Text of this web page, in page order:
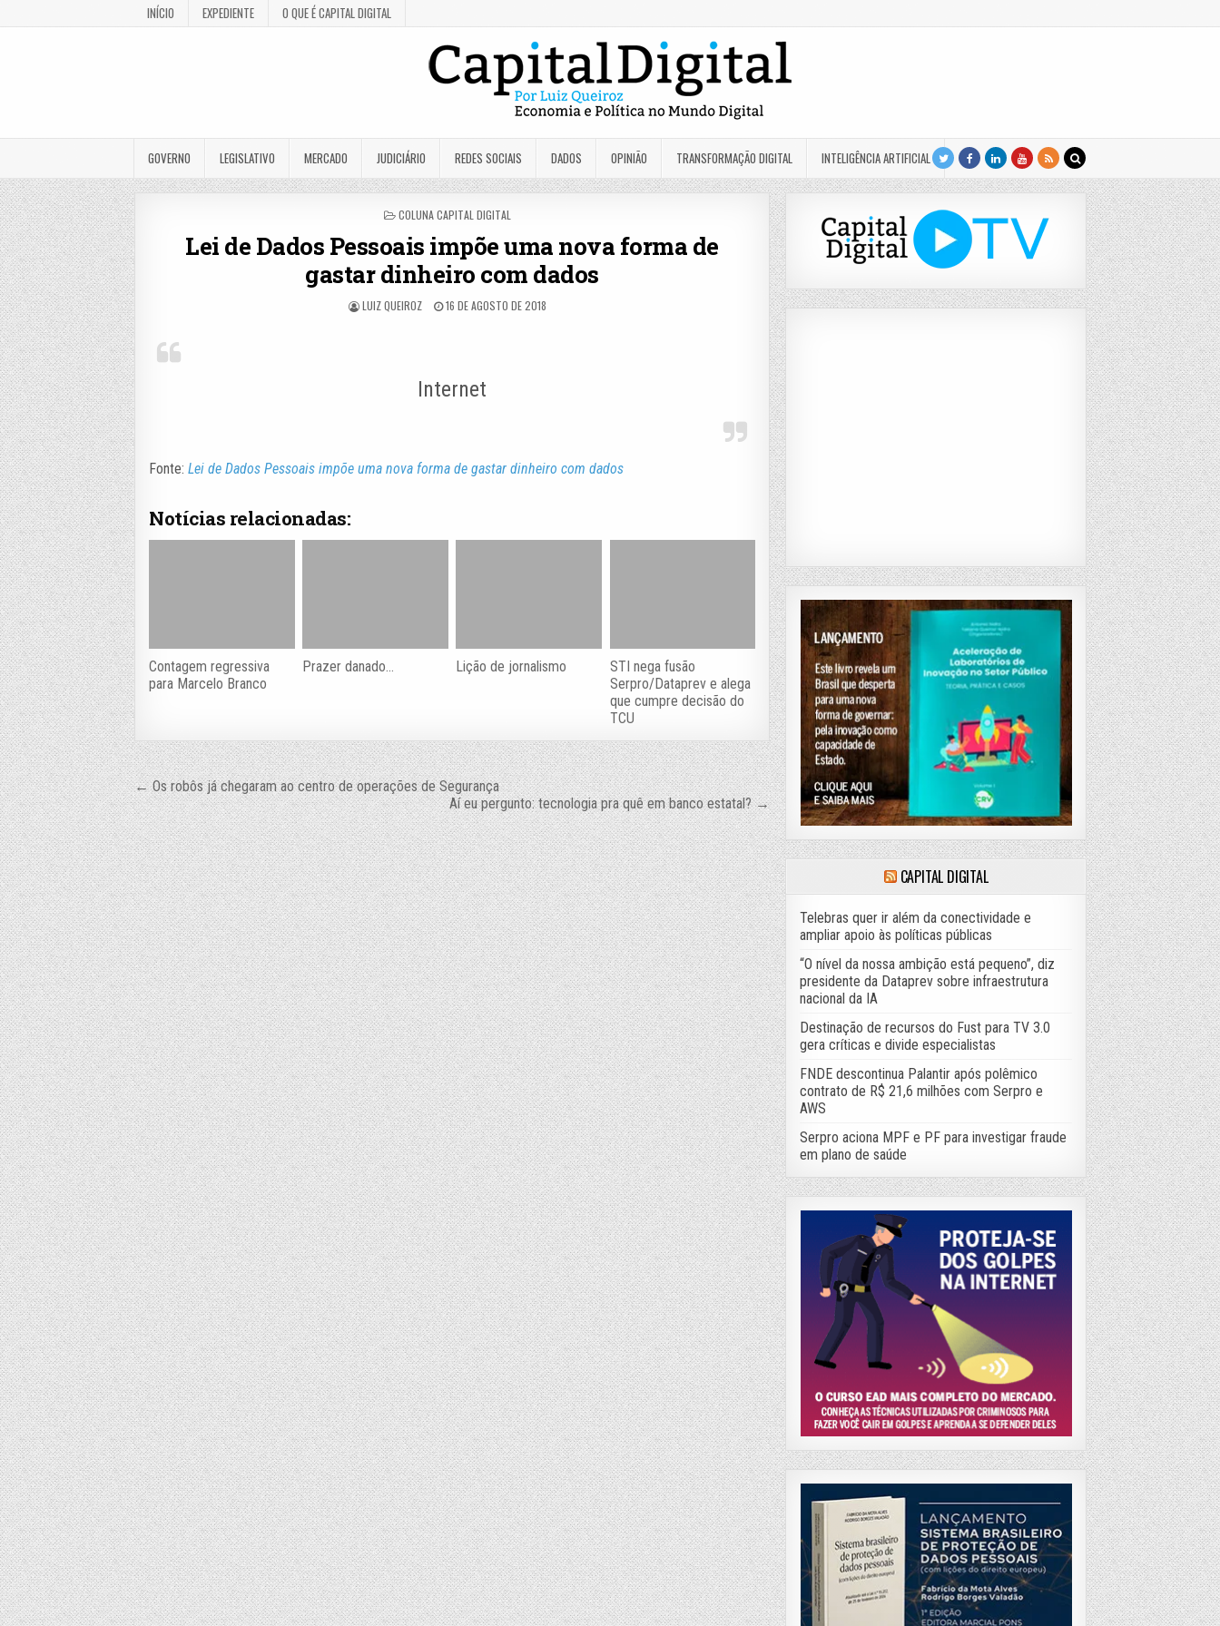
INÍCIO EXPEDIENTE O QUE É CAPITAL DIGITAL
GOVERNO LEGISLATIVO MERCADO JUDICIÁRIO REDES SOCIAIS DADOS OPINIÃO TRANSFORMAÇÃO DIGITAL INTELIGÊNCIA ARTIFICIAL
POSTED
COLUNA CAPITAL DIGITAL
Lei de Dados Pessoais impõe uma nova forma de
gastar dinheiro com dados
LUIZ QUEIROZ 16 DE AGOSTO DE 2018
Internet
Fonte:Lei de Dados Pessoais impõe uma nova forma de gastar dinheiro com dados
Notícias relacionadas:
Contagem regressiva
para Marcelo Branco
Prazer danado… Lição de jornalismo
STI nega fusão
Serpro/Dataprev e alega
que cumpre decisão do
TCU
Navegação
de
Post
← Os robôs já chegaram ao centro de operações de Segurança
Aí eu pergunto: tecnologia pra quê em banco estatal? →
CAPITAL DIGITAL
Telebras quer ir além da conectividade e
ampliar apoio às políticas públicas
“O nível da nossa ambição está pequeno”, diz
presidente da Dataprev sobre infraestrutura
nacional da IA
Destinação de recursos do Fust para TV 3.0
gera críticas e divide especialistas
FNDE descontinua Palantir após polêmico
contrato de R$ 21,6 milhões com Serpro e
AWS
Serpro aciona MPF e PF para investigar fraude
em plano de saúde